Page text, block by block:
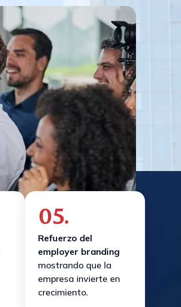
05.
Refuerzo del
employer branding
mostrando que la
empresa invierte en
crecimiento.